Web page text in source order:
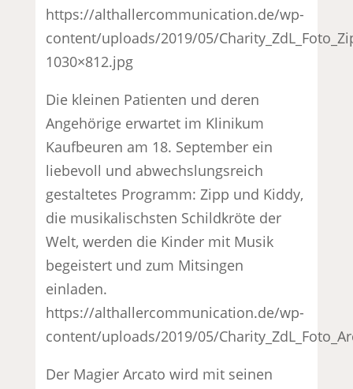
https://althallercommunication.de/wp-
content/uploads/2019/05/
1030×812.jpg
Die kleinen Patienten und deren
Angehörige erwartet im Klinikum
Kaufbeuren am 18. September ein
liebevoll und abwechslungsreich
gestaltetes Programm: Zipp und Kiddy,
die musikalischsten Schildkröte der
Welt, werden die Kinder mit Musik
begeistert und zum Mitsingen
einladen.
https://althallercommunication.de/wp-
content/uploads/2019/05/
Der Magier Arcato wird mit seinen